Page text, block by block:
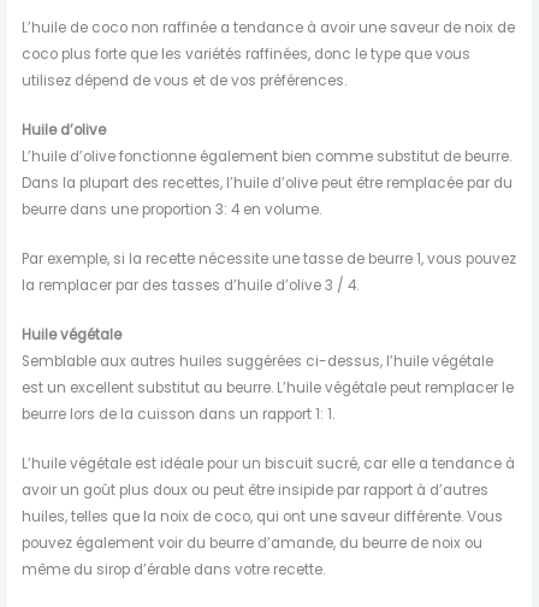
L’huile de coco non raffinée a tendance à avoir une saveur de noix de
coco plus forte que les variétés raffinées, donc le type que vous
utilisez dépend de vous et de vos préférences.
Huile d’olive
L’huile d’olive fonctionne également bien comme substitut de beurre.
Dans la plupart des recettes, l’huile d’olive peut être remplacée par du
beurre dans une proportion 3: 4 en volume.
Par exemple, si la recette nécessite une tasse de beurre 1, vous pouvez
la remplacer par des tasses d’huile d’olive 3 / 4.
Huile végétale
Semblable aux autres huiles suggérées ci-dessus, l’huile végétale
est un excellent substitut au beurre. L’huile végétale peut remplacer le
beurre lors de la cuisson dans un rapport 1: 1.
L’huile végétale est idéale pour un biscuit sucré, car elle a tendance à
avoir un goût plus doux ou peut être insipide par rapport à d’autres
huiles, telles que la noix de coco, qui ont une saveur différente. Vous
pouvez également voir du beurre d’amande, du beurre de noix ou
même du sirop d’érable dans votre recette.